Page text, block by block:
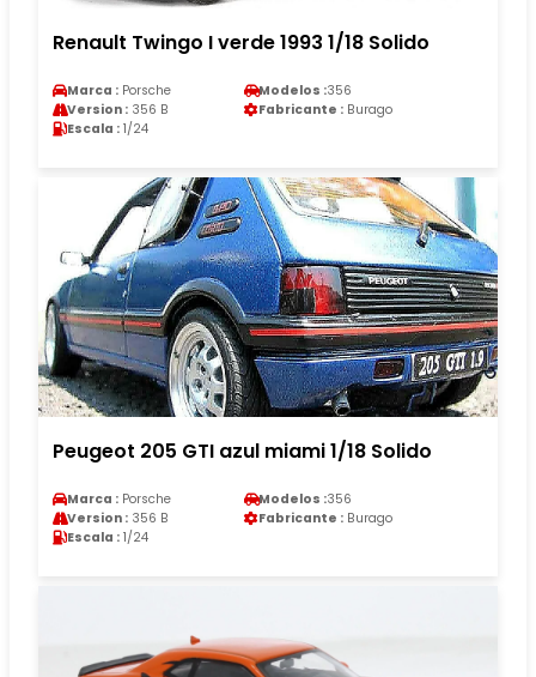
Renault Twingo I verde 1993 1/18 Solido
Marca : Porsche Modelos :356
Version : 356 B Fabricante : Burago
Escala : 1/24
Peugeot 205 GTI azul miami 1/18 Solido
Marca : Porsche Modelos :356
Version : 356 B Fabricante : Burago
Escala : 1/24